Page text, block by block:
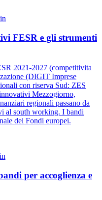
FESR e gli strumenti
2021-2027 (competitivita
(DIGIT Imprese
con riserva Sud: ZES
Mezzogiorno,
regionali passano da
al south working. I bandi
dei Fondi europei.
per accoglienza e